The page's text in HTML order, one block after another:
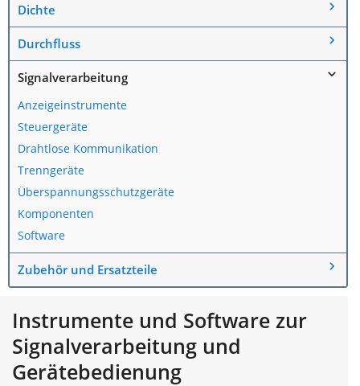
Dichte
Durchfluss
Signalverarbeitung
Anzeigeinstrumente
Steuergeräte
Drahtlose Kommunikation
Trenngeräte
Überspannungsschutzgeräte
Komponenten
Software
Zubehör und Ersatzteile
Instrumente und Software zur
Signalverarbeitung und
Gerätebedienung